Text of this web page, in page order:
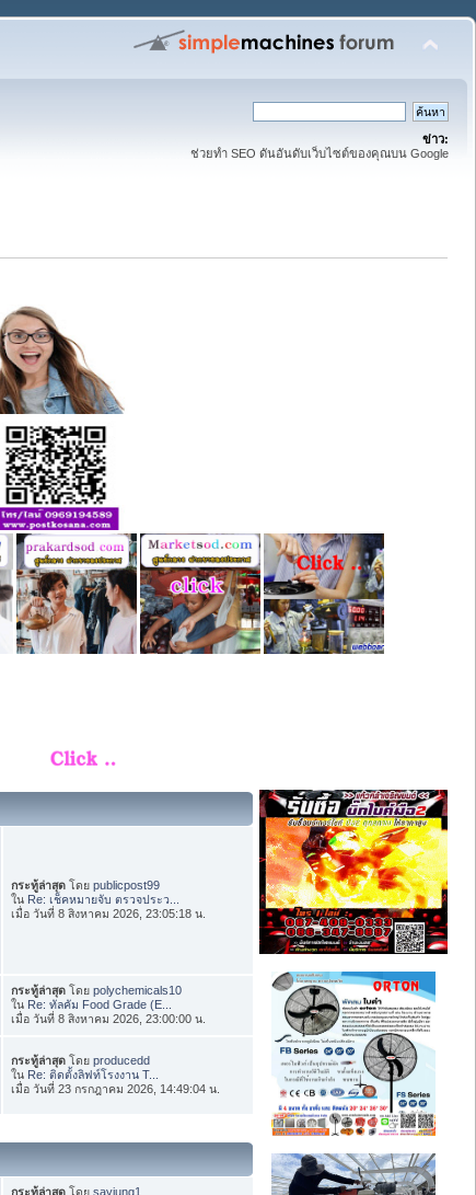
ข่าว:
ช่วยทำ SEO ดันอันดับเว็บไซต์ของคุณบน Google
กระทู้ล่าสุด โดยpublicpost99
ใน Re: เช็คหมายจับ ตรวจประว...
เมื่อ วันที่ 8 สิงหาคม 2026, 23:05:18 น.
กระทู้ล่าสุด โดยpolychemicals10
ใน Re: ทัลคัม Food Grade (E...
เมื่อ วันที่ 8 สิงหาคม 2026, 23:00:00 น.
กระทู้ล่าสุด โดยproducedd
ใน Re: ติดตั้งลิฟท์โรงงาน T...
เมื่อ วันที่ 23 กรกฎาคม 2026, 14:49:04 น.
กระทู้ล่าสุด โดยsayjung1